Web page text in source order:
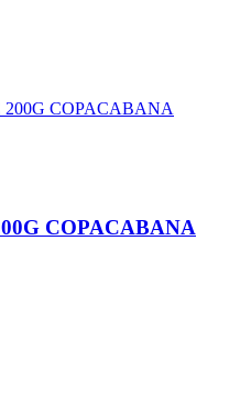
COPACABANA